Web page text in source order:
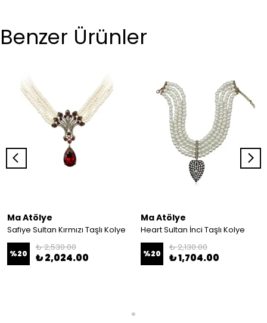
Benzer Ürünler
Ma Atölye
Safiye Sultan Kırmızı Taşlı Kolye
%20
₺ 2,530.00
₺ 2,024.00
Ma Atölye
Heart Sultan İnci Taşlı Kolye
%20
₺ 2,130.00
₺ 1,704.00